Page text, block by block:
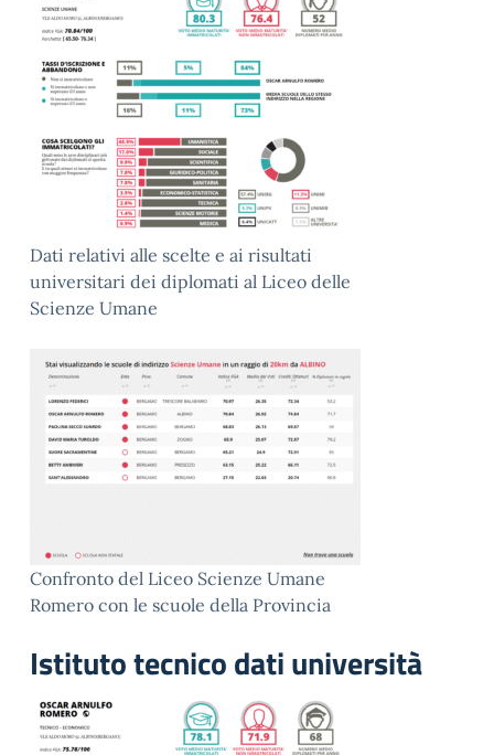
Dati relativi alle scelte e ai risultati
universitari dei diplomati al Liceo delle
Scienze Umane
Confronto del Liceo Scienze Umane
Romero con le scuole della Provincia
Istituto tecnico dati università